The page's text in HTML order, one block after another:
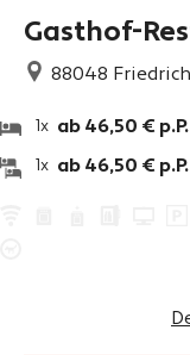
Gasthof-
88048
1x ab 46,50 € p.P.
1x ab 46,50 € p.P.